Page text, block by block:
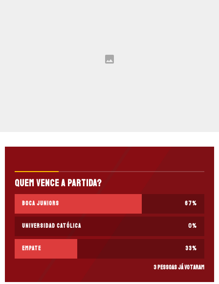
Quem vence a partida?
Boca Juniors 67%
Universidad Católica 0%
Empate 33%
3 pessoas já votaram